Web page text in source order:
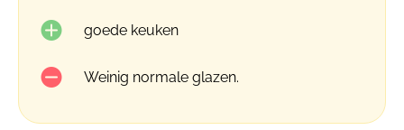
goede keuken
Weinig normale glazen.